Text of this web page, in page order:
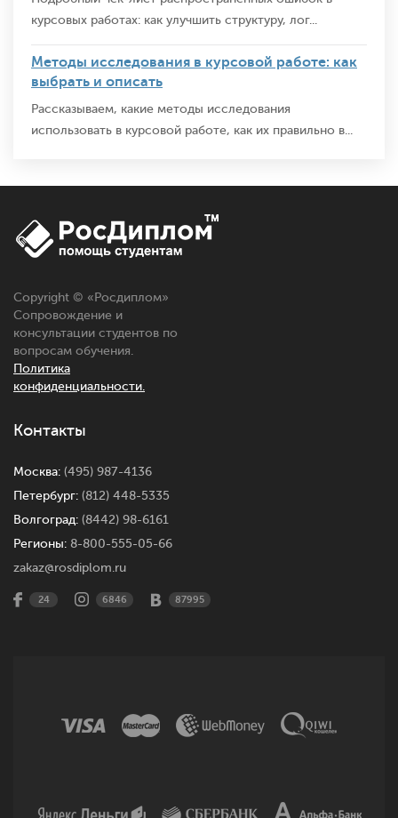
курсовых работах: как улучшить структуру, лог...
Методы исследования в курсовой работе: как
выбрать и описать
Рассказываем, какие методы исследования
использовать в курсовой работе, как их правильно в...
Copyright © « Росдиплом»
Сопровождение и
консультации студентов по
вопросам обучения.
Политика
конфиденциальности.
Контакты
Москва: (495) 987-4136
Петербург: (812) 448-5335
Волгоград: (8442) 98-6161
Регионы: 8-800-555-05-66
zakaz@rosdiplom.ru
24 6846 87995